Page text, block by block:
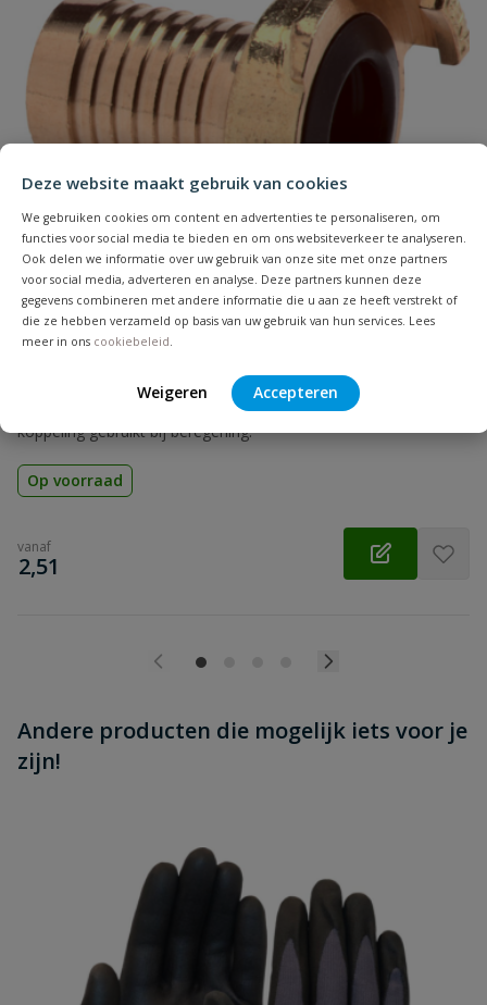
Deze website maakt gebruik van cookies
We gebruiken cookies om content en advertenties te personaliseren, om
functies voor social media te bieden en om ons websiteverkeer te analyseren.
Ook delen we informatie over uw gebruik van onze site met onze partners
voor social media, adverteren en analyse. Deze partners kunnen deze
gegevens combineren met andere informatie die u aan ze heeft verstrekt of
die ze hebben verzameld op basis van uw gebruik van hun services. Lees
meer in ons cookiebeleid.
Weigeren Accepteren
Naam
Beoordeling
Beoordeling versturen
Geka messing koppeling slangtule
De slangkoppeling past in een flexibele slang. Veelal wordt deze
koppeling gebruikt bij beregening.
Op voorraad
vanaf
€
2,51
Andere producten die mogelijk iets voor je
zijn!